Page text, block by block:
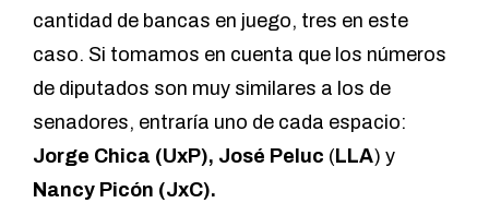
cantidad de bancas en juego, tres en este
caso. Si tomamos en cuenta que los números
de diputados son muy similares a los de
senadores, entraría uno de cada espacio:
Jorge Chica (UxP), José Peluc ( LLA) y
Nancy Picón (JxC).